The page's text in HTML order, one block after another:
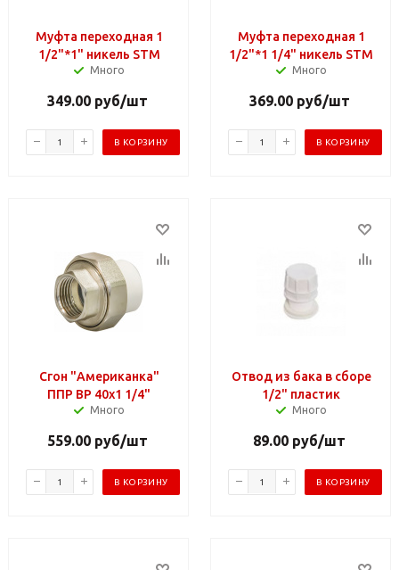
Муфта переходная 1
1/2"*1" никель STM
Много
349.00руб/шт
В КОРЗИНУ
Муфта переходная 1
1/2"*1 1/4" никель STM
Много
369.00руб/шт
В КОРЗИНУ
Сгон "Американка"
ППР ВР 40х1 1/4"
Много
559.00руб/шт
В КОРЗИНУ
Отвод из бака в сборе
1/2" пластик
Много
89.00 руб/шт
В КОРЗИНУ